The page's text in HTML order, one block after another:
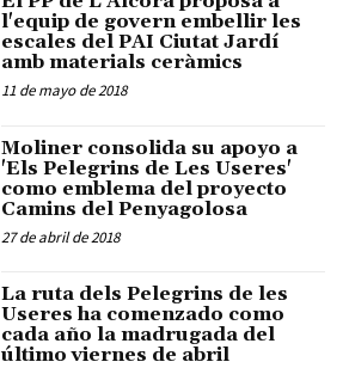
l'equip de govern embellir les
escales del PAI Ciutat Jardí
amb materials ceràmics
11 de mayo de 2018
Moliner consolida su apoyo a
'Els Pelegrins de Les Useres'
como emblema del proyecto
Camins del Penyagolosa
27 de abril de 2018
La ruta dels Pelegrins de les
Useres ha comenzado como
cada año la madrugada del
último viernes de abril